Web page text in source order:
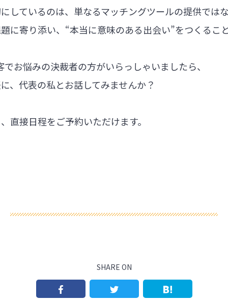
しているのは、単なるマッチングツールの提供では
に寄り添い、“本当に意味のある出会い”をつくるこ
お悩みの決裁者の方がいらっしゃいましたら、
、代表の私とお話してみませんか？
直接日程をご予約いただけます。
SHARE ON